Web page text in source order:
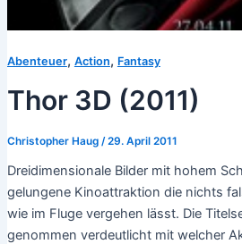
Abenteuer, Action, Fantasy
Thor 3D (2011)
Christopher Haug /29. April 2011
Dreidimensionale Bilder mit hohem
gelungene Kinoattraktion die nichts
wie im Fluge vergehen lässt. Die
genommen verdeutlicht mit welcher